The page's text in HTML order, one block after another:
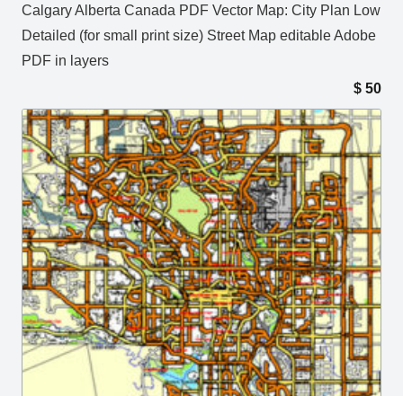
Calgary Alberta Canada PDF Vector Map: City Plan Low
Detailed (for small print size) Street Map editable Adobe
PDF in layers
$ 50